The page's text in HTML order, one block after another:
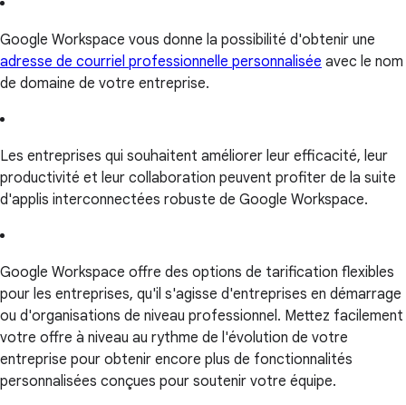
Google Workspace vous donne la possibilité d'obtenir une
adresse de courriel professionnelle personnalisée avec le nom
de domaine de votre entreprise.
Les entreprises qui souhaitent améliorer leur efficacité, leur
productivité et leur collaboration peuvent profiter de la suite
d'applis interconnectées robuste de Google Workspace.
Google Workspace offre des options de tarification flexibles
pour les entreprises, qu'il s'agisse d'entreprises en démarrage
ou d'organisations de niveau professionnel. Mettez facilement
votre offre à niveau au rythme de l'évolution de votre
entreprise pour obtenir encore plus de fonctionnalités
personnalisées conçues pour soutenir votre équipe.